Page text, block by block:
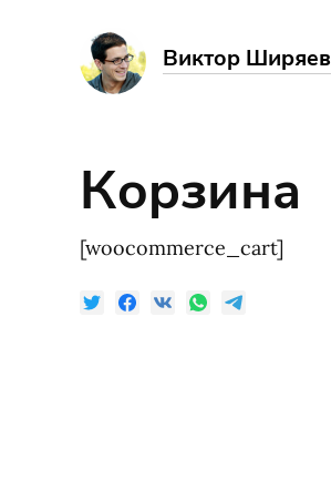
Виктор Ширяев
Корзина
[woocommerce_cart]